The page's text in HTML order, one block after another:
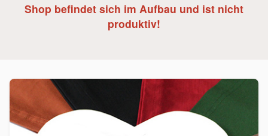
Shop befindet sich im Aufbau und ist nicht
produktiv!